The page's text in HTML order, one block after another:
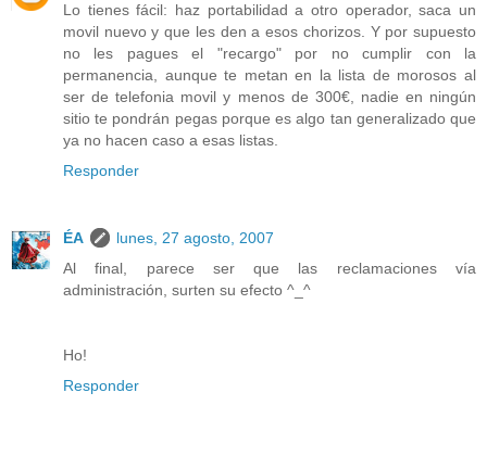
Lo tienes fácil: haz portabilidad a otro operador, saca un
movil nuevo y que les den a esos chorizos. Y por supuesto
no les pagues el "recargo" por no cumplir con la
permanencia, aunque te metan en la lista de morosos al
ser de telefonia movil y menos de 300€, nadie en ningún
sitio te pondrán pegas porque es algo tan generalizado que
ya no hacen caso a esas listas.
Responder
ÉA
lunes, 27 agosto, 2007
Al final, parece ser que las reclamaciones vía
administración, surten su efecto ^_^
Ho!
Responder